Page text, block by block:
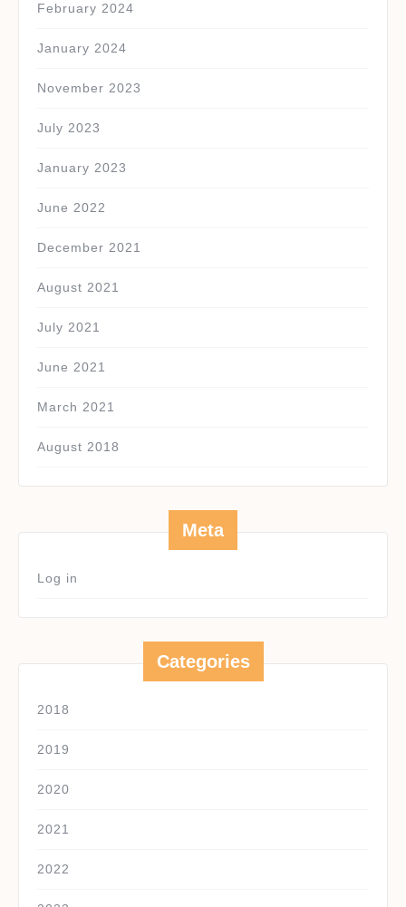
February 2024
January 2024
November 2023
July 2023
January 2023
June 2022
December 2021
August 2021
July 2021
June 2021
March 2021
August 2018
Meta
Log in
Categories
2018
2019
2020
2021
2022